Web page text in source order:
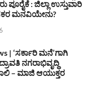
ಪೂರೈಕೆ : ಜಿಲ್ಲಾ ಉಸ್ತುವಾರಿ
ಮನವಿಯೇನು?
| ‘ಸರ್ಕಾರಿ ಮನೆ’ಗಾಗಿ
ನಗರಾಭಿವೃದ್ದಿ
– ಮಾಜಿ ಆಯುಕ್ತರ